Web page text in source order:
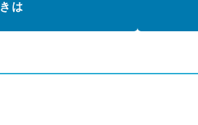
は